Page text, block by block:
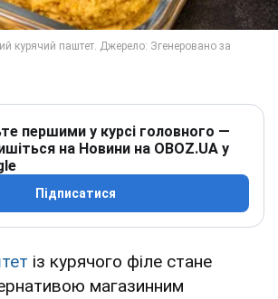
першими у курсі головного —
на Новини на OBOZ.UA у
Підписатися
із курячого філе стане
магазинним